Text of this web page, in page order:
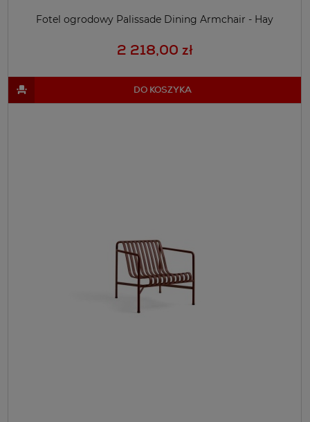
Fotel ogrodowy Palissade Dining Armchair - Hay
2 218,00 zł
DO KOSZYKA